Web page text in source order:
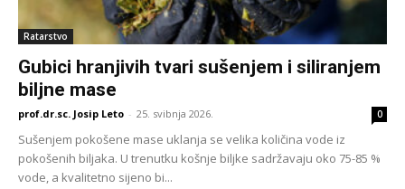
Ratarstvo
Gubici hranjivih tvari sušenjem i siliranjem
biljne mase
prof.dr.sc. Josip Leto - 25. svibnja 2026. 0
Sušenjem pokošene mase uklanja se velika količina vode iz
pokošenih biljaka. U trenutku košnje biljke sadržavaju oko 75-85 %
vode, a kvalitetno sijeno bi...